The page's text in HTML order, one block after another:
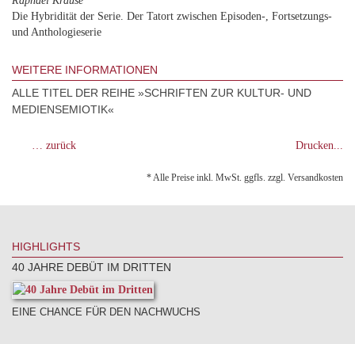
Die Hybridität der Serie. Der Tatort zwischen Episoden-, Fortsetzungs-
und Anthologieserie
WEITERE INFORMATIONEN
ALLE TITEL DER REIHE »SCHRIFTEN ZUR KULTUR- UND
MEDIENSEMIOTIK«
… zurück Drucken...
* Alle Preise inkl. MwSt. ggfls. zzgl. Versandkosten
HIGHLIGHTS
40 JAHRE DEBÜT IM DRITTEN
EINE CHANCE FÜR DEN NACHWUCHS